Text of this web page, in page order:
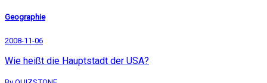
Geographie
2008-11-06
Wie heißt die Hauptstadt der USA?